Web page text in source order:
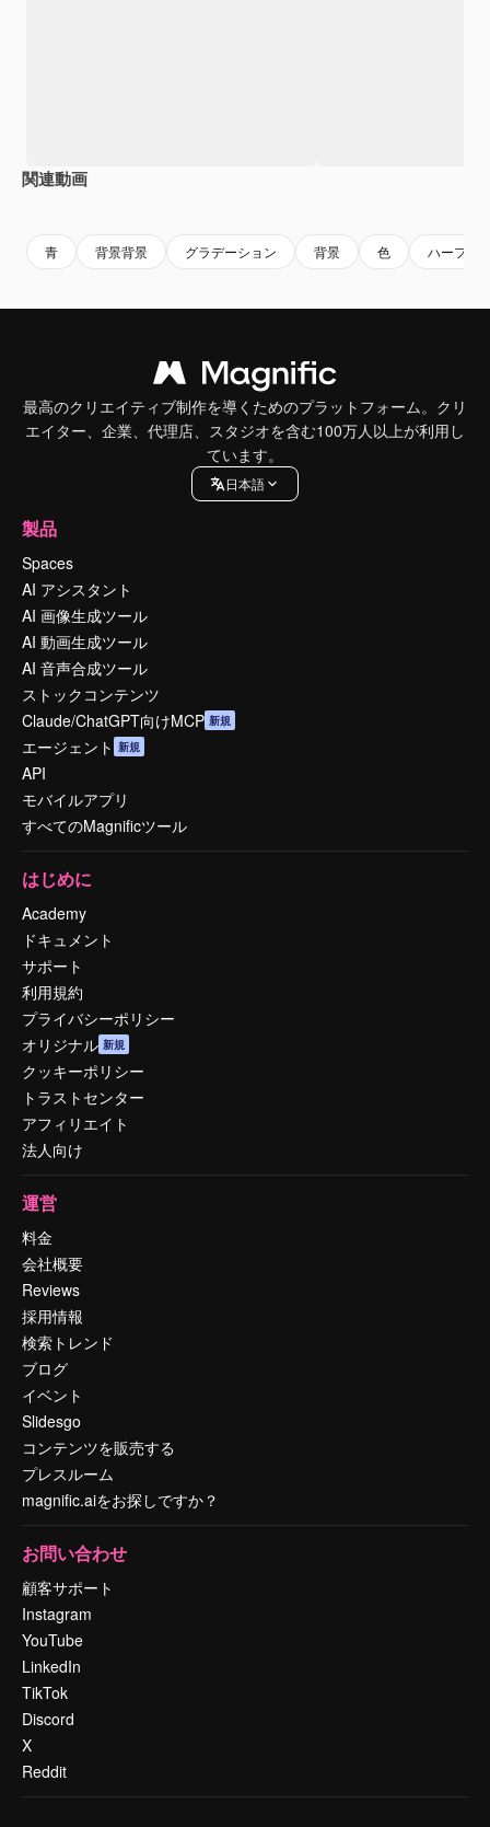
関連動画
青 背景背景 グラデーション 背景 色 ハーフト
最高のクリエイティブ制作を導くためのプラットフォーム。クリ
エイター、企業、代理店、スタジオを含む100万人以上が利用し
ています。
日本語
製品
Spaces
AI アシスタント
AI 画像生成ツール
AI 動画生成ツール
AI 音声合成ツール
ストックコンテンツ
Claude/ChatGPT向けMCP 新規
エージェント 新規
API
モバイルアプリ
すべてのMagnificツール
はじめに
Academy
ドキュメント
サポート
利用規約
プライバシーポリシー
オリジナル 新規
クッキーポリシー
トラストセンター
アフィリエイト
法人向け
運営
料金
会社概要
Reviews
採用情報
検索トレンド
ブログ
イベント
Slidesgo
コンテンツを販売する
プレスルーム
magnific.aiをお探しですか？
お問い合わせ
顧客サポート
Instagram
YouTube
LinkedIn
TikTok
Discord
X
Reddit